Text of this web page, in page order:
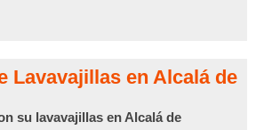
Lavavajillas en Alcalá de
su lavavajillas en Alcalá de